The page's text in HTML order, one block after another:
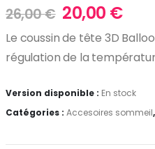
26,00€ Le
prix
initial
était :
20,00 €Le
prix
est :
Le coussin de tête 3D
régulation de la
Version disponible : En stock
Catégories : Accesoires sommeil